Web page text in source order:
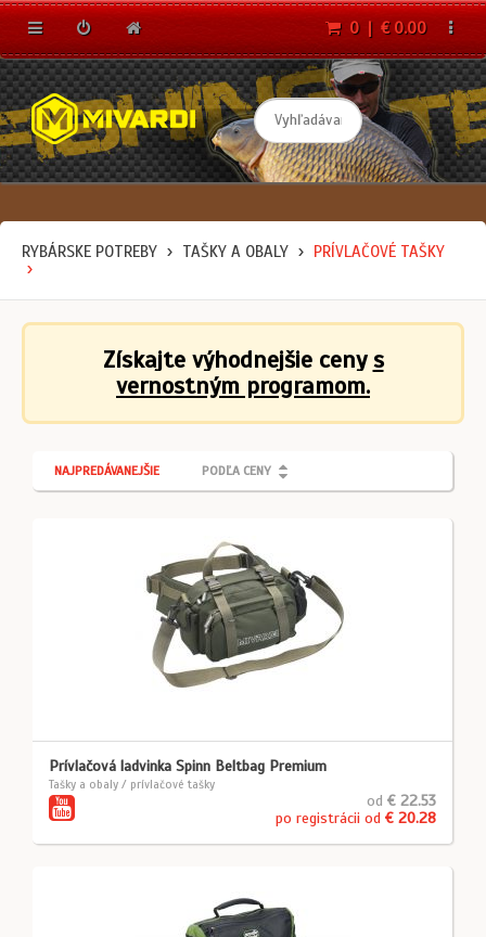
0 | € 0.00
RYBÁRSKE POTREBY TAŠKY A OBALY PRÍVLAČOVÉ TAŠKY
Získajte výhodnejšie cenys
vernostným programom.
NAJPREDÁVANEJŠIE PODĽA CENY
Prívlačová ladvinka Spinn Beltbag Premium
Tašky a obaly / prívlačové tašky
od € 22.53
po registrácii od € 20.28